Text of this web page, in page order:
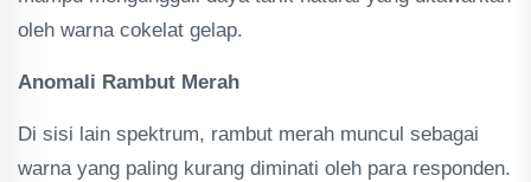
oleh warna cokelat gelap.
Anomali Rambut Merah
Di sisi lain spektrum, rambut merah muncul sebagai
warna yang paling kurang diminati oleh para responden.